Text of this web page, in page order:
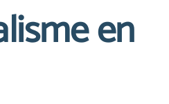
en